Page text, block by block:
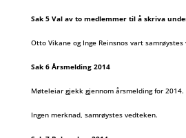
Sak 5 Val av to medlemmer til å skriva
Otto Vikane og Inge Reinsnos vart samrøystes
Sak 6 Årsmelding 2014
Møteleiar gjekk gjennom årsmelding for 2014.
Ingen merknad, samrøystes vedteken.